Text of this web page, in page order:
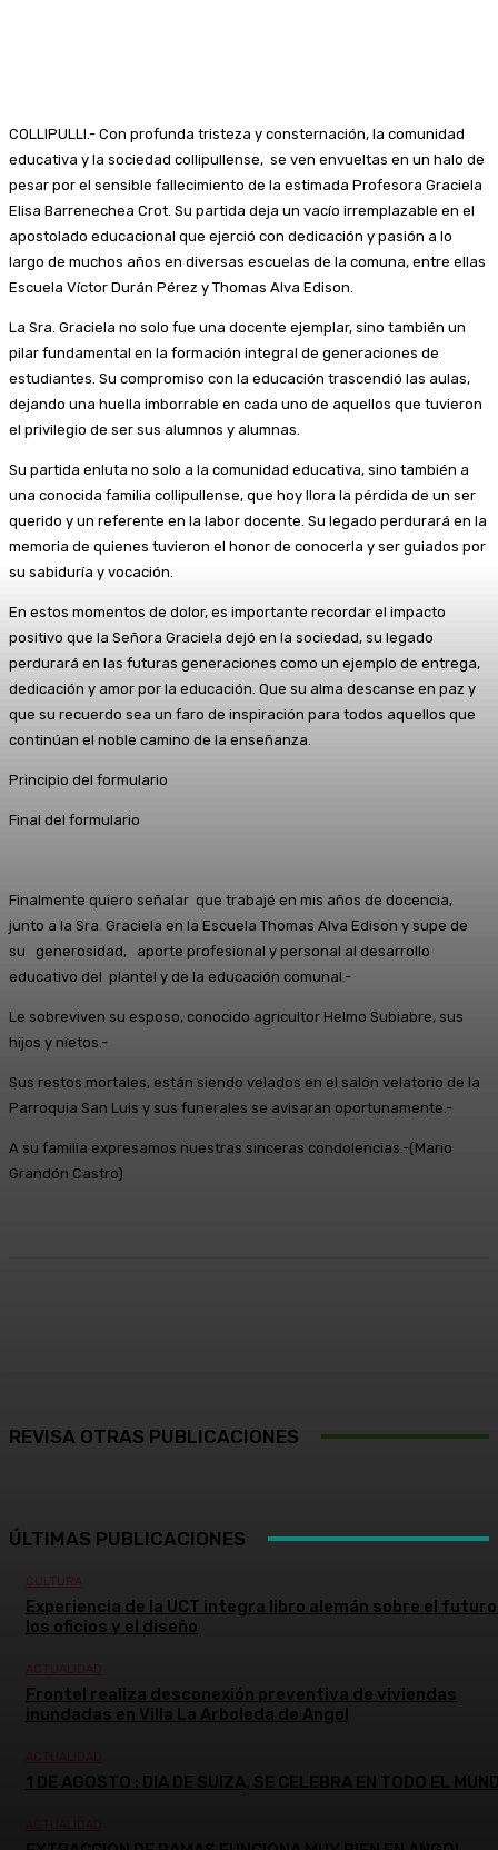
COLLIPULLI.- Con profunda tristeza y consternación, la comunidad
educativa y la sociedad collipullense, se ven envueltas en un halo de
pesar por el sensible fallecimiento de la estimada Profesora Graciela
Elisa Barrenechea Crot. Su partida deja un vacío irremplazable en el
apostolado educacional que ejerció con dedicación y pasión a lo
largo de muchos años en diversas escuelas de la comuna, entre ellas
Escuela Víctor Durán Pérez y Thomas Alva Edison.
La Sra. Graciela no solo fue una docente ejemplar, sino también un
pilar fundamental en la formación integral de generaciones de
estudiantes. Su compromiso con la educación trascendió las aulas,
dejando una huella imborrable en cada uno de aquellos que tuvieron
el privilegio de ser sus alumnos y alumnas.
Su partida enluta no solo a la comunidad educativa, sino también a
una conocida familia collipullense, que hoy llora la pérdida de un ser
querido y un referente en la labor docente. Su legado perdurará en la
memoria de quienes tuvieron el honor de conocerla y ser guiados por
su sabiduría y vocación.
En estos momentos de dolor, es importante recordar el impacto
positivo que la Señora Graciela dejó en la sociedad, su legado
perdurará en las futuras generaciones como un ejemplo de entrega,
dedicación y amor por la educación. Que su alma descanse en paz y
que su recuerdo sea un faro de inspiración para todos aquellos que
continúan el noble camino de la enseñanza.
Principio del formulario
Final del formulario
Finalmente quiero señalar que trabajé en mis años de docencia,
junto a la Sra. Graciela en la Escuela Thomas Alva Edison y supe de
su generosidad, aporte profesional y personal al desarrollo
educativo del plantel y de la educación comunal.-
Le sobreviven su esposo, conocido agricultor Helmo Subiabre, sus
hijos y nietos.-
Sus restos mortales, están siendo velados en el salón velatorio de la
Parroquia San Luis y sus funerales se avisaran oportunamente.-
A su familia expresamos nuestras sinceras condolencias.-(Mario
Grandón Castro)
REVISA OTRAS PUBLICACIONES
ÚLTIMAS PUBLICACIONES
Experiencia de la UCT integra libro alemán sobre el
los oficios y el diseño
Frontel realiza desconexión preventiva de viviendas
inundadas en Villa La Arboleda de Angol
1 DE AGOSTO : DIA DE SUIZA, SE CELEBRA EN TODO EL